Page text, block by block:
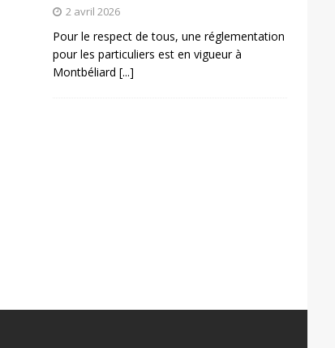
2 avril 2026
Pour le respect de tous, une réglementation
pour les particuliers est en vigueur à
Montbéliard [...]